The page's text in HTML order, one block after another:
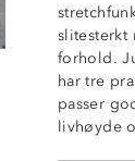
slitesterkt
forhold.
har tre
passer
livhøyde
En
To